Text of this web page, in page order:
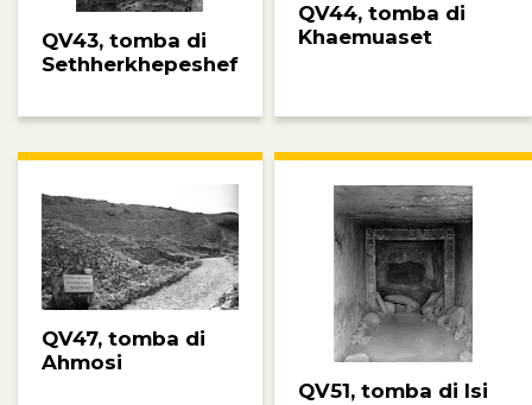
QV43, tomba di
Sethherkhepeshef
QV44, tomba di
Khaemuaset
QV47, tomba di
Ahmosi
QV51, tomba di Isi